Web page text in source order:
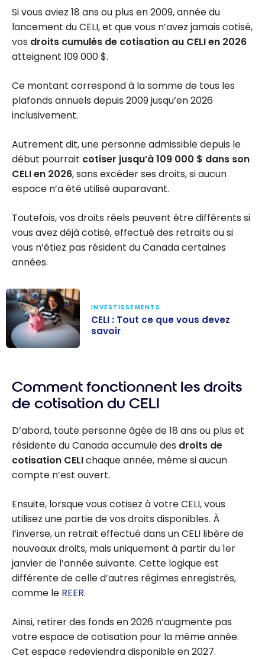
Si vous aviez 18 ans ou plus en 2009, année du
lancement du CELI, et que vous n’avez jamais cotisé,
vos droits cumulés de cotisation au CELI en 2026
atteignent 109 000 $.
Ce montant correspond à la somme de tous les
plafonds annuels depuis 2009 jusqu’en 2026
inclusivement.
Autrement dit, une personne admissible depuis le
début pourrait cotiser jusqu’à 109 000 $ dans son
CELI en 2026, sans excéder ses droits, si aucun
espace n’a été utilisé auparavant.
Toutefois, vos droits réels peuvent être différents si
vous avez déjà cotisé, effectué des retraits ou si
vous n’étiez pas résident du Canada certaines
années.
savoir
INVESTISSEMENTS
CELI : Tout ce que vous devez
savoir
Comment fonctionnent les droits
de cotisation du CELI
D’abord, toute personne âgée de 18 ans ou plus et
résidente du Canada accumule des droits de
cotisation CELIchaque année, même si aucun
compte n’est ouvert.
Ensuite, lorsque vous cotisez à votre CELI, vous
utilisez une partie de vos droits disponibles. À
l’inverse, un retrait effectué dans un CELI libère de
nouveaux droits, mais uniquement à partir du 1er
janvier de l’année suivante. Cette logique est
différente de celle d’autres régimes enregistrés,
comme le REER.
Ainsi, retirer des fonds en 2026 n’augmente pas
votre espace de cotisation pour la même année.
Cet espace redeviendra disponible en 2027.